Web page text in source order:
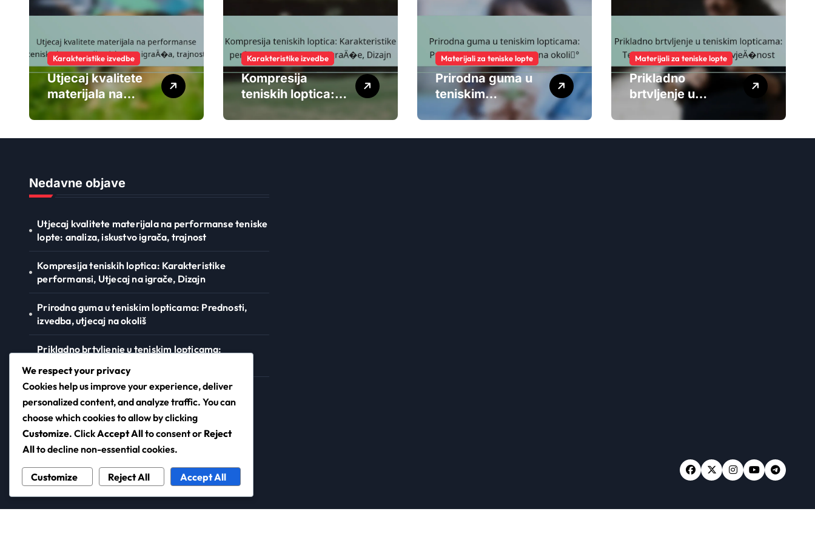
Karakteristike izvedbe
Utjecaj kvalitete
materijala na
performanse
analiza, iskustvo
Karakteristike izvedbe
Kompresija
teniskih loptica:
Karakteristike
Utjecaj na igrače,
Materijali za teniske lopte
Prirodna guma u
teniskim
lopticama:
izvedba, utjecaj
Materijali za teniske lopte
Prikladno
brtvljenje u
teniskim
Tehnologija,
Nedavne objave
Utjecaj kvalitete materijala na performanse teniske
lopte: analiza, iskustvo igrača, trajnost
Kompresija teniskih loptica: Karakteristike
performansi, Utjecaj na igrače, Dizajn
Prirodna guma u teniskim lopticama: Prednosti,
izvedba, utjecaj na okoliš
Prikladno brtvljenje u teniskim lopticama:
Lopte za tenis s niskom kompresijom: Brzina,
Kontrola, Prikladnost za igrače
ambasador.hr
We respect your privacy
Cookies help us improve your experience, deliver
personalized content, and analyze traffic. You can
choose which cookies to allow by clicking
Customize. ClickAccept Allto consent or Reject
Allto decline non-essential cookies.
Customize Reject All Accept All